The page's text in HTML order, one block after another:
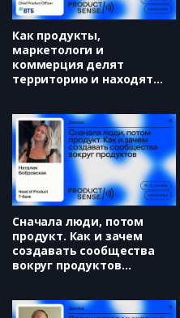
Как продукты,
маркетологи и
коммерция делят
территорию и находят
Сначала люди, потом
продукт. Как и зачем
создавать сообщества
вокруг продуктов